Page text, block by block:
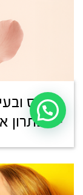
סטרס
– ופתרון